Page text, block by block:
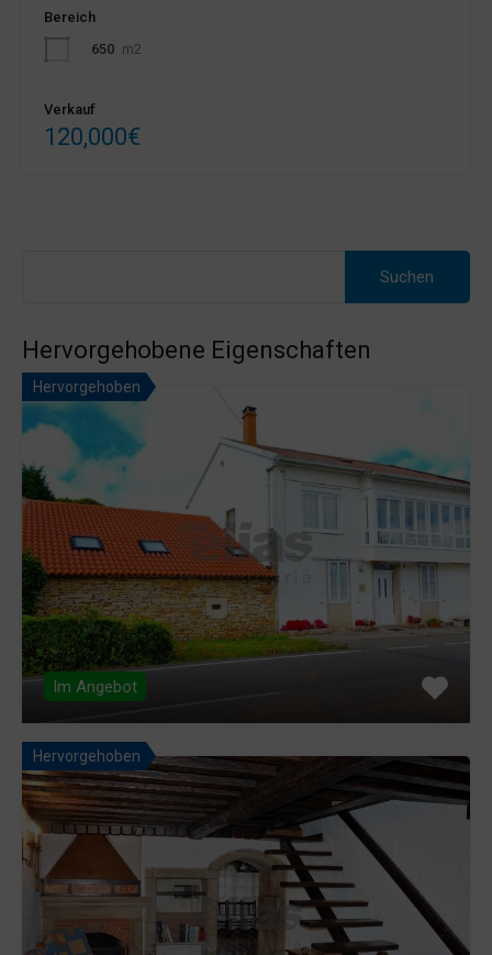
Bereich
650 m2
Verkauf
120,000€
nach:
Hervorgehobene Eigenschaften
Hervorgehoben
Im Angebot
Hervorgehoben